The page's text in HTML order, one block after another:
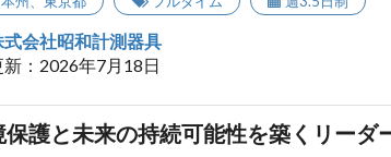
式会社昭和計測器具
：2026年7月18日
護と未来の持続可能性を築くリーダ